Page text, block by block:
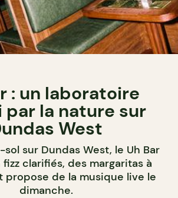
: un laboratoire
par la nature sur
West
sol sur Dundas West, le Uh Bar
clarifiés, des margaritas à
propose de la musique live le
dimanche.